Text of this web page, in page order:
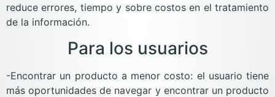
reduce errores, tiempo y sobre costos en el tratamiento
de la información.
Para los usuarios
-Encontrar un producto a menor costo: el usuario tiene
más oportunidades de navegar y encontrar un producto